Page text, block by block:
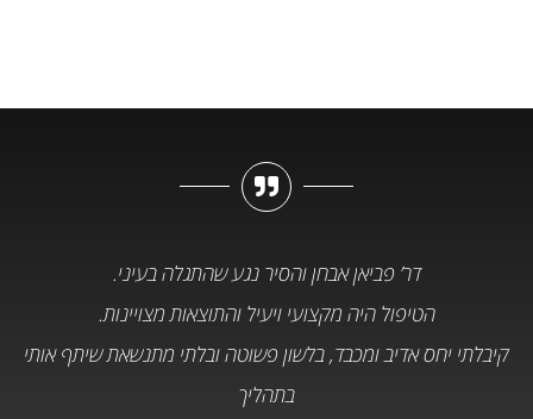
דר’ פביאן אבחן והסיר נגע שהתגלה בעיני.
הטיפול היה מקצועי ויעיל והתוצאות מצויינות.
קיבלתי יחס אדיב ומכבד, בלשון פשוטה ובלתי מתנשאת שיתף אותי
בתהליך